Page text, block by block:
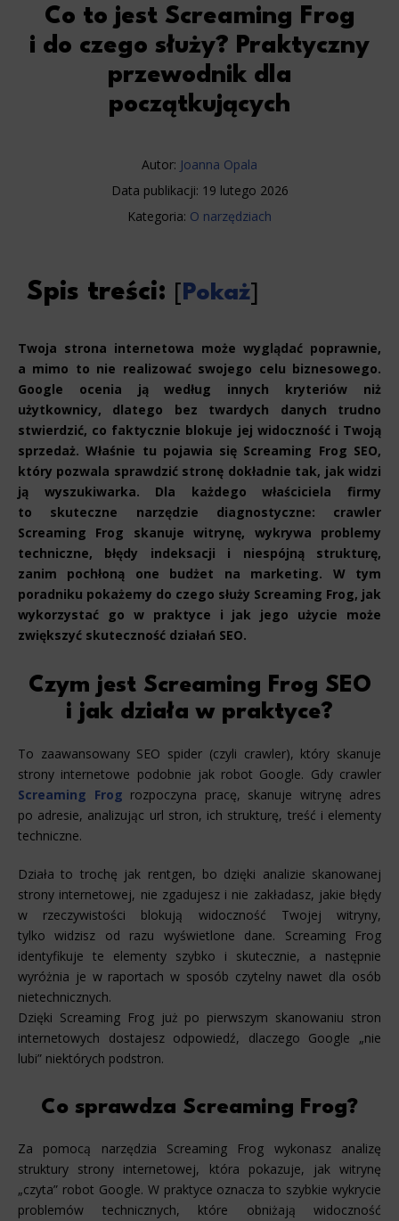
Co to jest Screaming Frog
i do czego służy? Praktyczny
przewodnik dla
początkujących
Autor: Joanna Opala
Data publikacji: 19 lutego 2026
Kategoria: O narzędziach
Spis treści: Pokaż
Twoja strona internetowa może wyglądać poprawnie,
a mimo to nie realizować swojego celu biznesowego.
Google ocenia ją według innych kryteriów niż
użytkownicy, dlatego bez twardych danych trudno
stwierdzić, co faktycznie blokuje jej widoczność i Twoją
sprzedaż. Właśnie tu pojawia się Screaming Frog SEO,
który pozwala sprawdzić stronę dokładnie tak, jak widzi
ją wyszukiwarka. Dla każdego właściciela firmy
to skuteczne narzędzie diagnostyczne: crawler
Screaming Frog skanuje witrynę, wykrywa problemy
techniczne, błędy indeksacji i niespójną strukturę,
zanim pochłoną one budżet na marketing. W tym
poradniku pokażemy do czego służy Screaming Frog, jak
wykorzystać go w praktyce i jak jego użycie może
zwiększyć skuteczność działań SEO.
Czym jest Screaming Frog SEO
i jak działa w praktyce?
To zaawansowany SEO spider (czyli crawler), który skanuje
strony internetowe podobnie jak robot Google. Gdy crawler
Screaming Frog rozpoczyna pracę, skanuje witrynę adres
po adresie, analizując url stron, ich strukturę, treść i elementy
techniczne.
Działa to trochę jak rentgen, bo dzięki analizie skanowanej
strony internetowej, nie zgadujesz i nie zakładasz, jakie błędy
w rzeczywistości blokują widoczność Twojej witryny,
tylko widzisz od razu wyświetlone dane. Screaming Frog
identyfikuje te elementy szybko i skutecznie, a następnie
wyróżnia je w raportach w sposób czytelny nawet dla osób
nietechnicznych.
Dzięki Screaming Frog już po pierwszym skanowaniu stron
internetowych dostajesz odpowiedź, dlaczego Google „nie
lubi” niektórych podstron.
Co sprawdza Screaming Frog?
Za pomocą narzędzia Screaming Frog wykonasz analizę
struktury strony internetowej, która pokazuje, jak witrynę
„czyta” robot Google. W praktyce oznacza to szybkie wykrycie
problemów technicznych, które obniżają widoczność